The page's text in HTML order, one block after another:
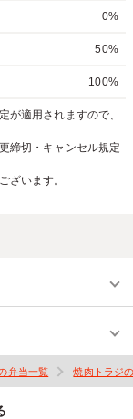
0%
50%
100%
適用されますので、
締切・キャンセル規定
ざいます。
弁当一覧 焼肉トラジ